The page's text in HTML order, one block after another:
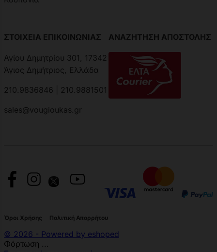
ΣΤΟΙΧΕΙΑ ΕΠΙΚΟΙΝΩΝΙΑΣ
Αγίου Δημητρίου 301, 17342
Άγιος Δημήτριος, Ελλάδα
210.9836846 | 210.9881501
sales@vougioukas.gr
ΑΝΑΖΗΤΗΣΗ ΑΠΟΣΤΟΛΗΣ
Όροι Χρήσης Πολιτική Απορρήτου
© 2026 - Powered by eshoped
Φόρτωση ...